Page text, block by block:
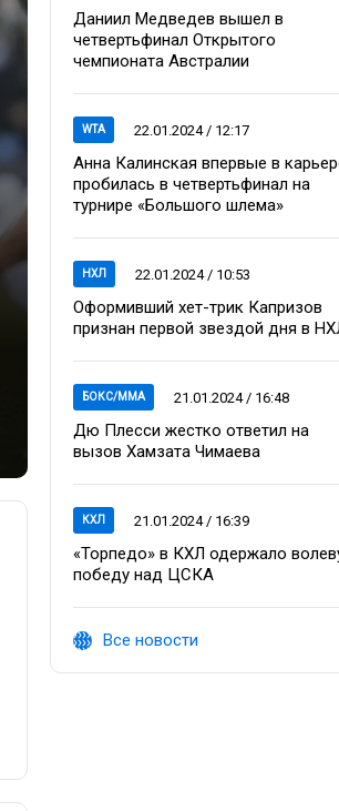
Даниил Медведев вышел в
четвертьфинал Открытого
чемпионата Австралии
WTA 22.01.2024 / 12:17
Анна Калинская впервые в
пробилась в четвертьфинал на
турнире «Большого шлема»
НХЛ 22.01.2024 / 10:53
Оформивший хет-трик Капризов
признан первой звездой дня в
БОКС/ММА 21.01.2024 / 16:48
Дю Плесси жестко ответил на
вызов Хамзата Чимаева
КХЛ 21.01.2024 / 16:39
«Торпедо» в КХЛ одержало
победу над ЦСКА
Все новости